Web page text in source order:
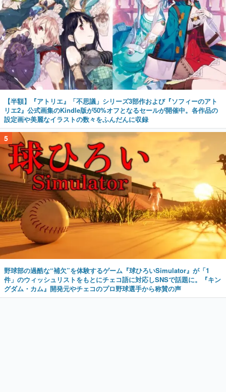
【半額】『アトリエ』「不思議」シリーズ3部作および『ソフィーのアト
リエ2』公式画集のKindle版が50%オフとなるセールが開催中。各作品の
設定画や美麗なイラストの数々をふんだんに収録
5
野球部の過酷な“補欠”を体験するゲーム『球ひろいSimulator』が「1
件」のウィッシュリストをもとにチェコ語に対応しSNSで話題に。『キン
グダム・カム』開発元やチェコのプロ野球選手から称賛の声